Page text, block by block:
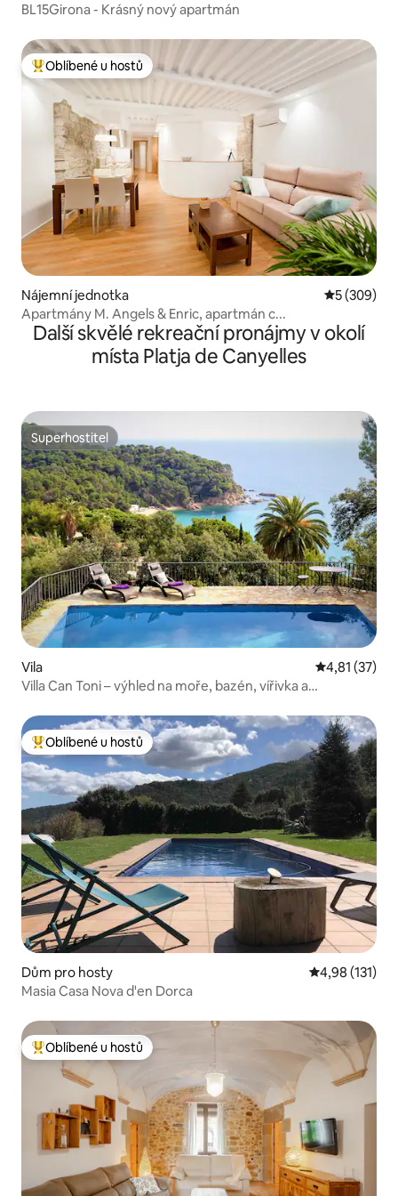
BL15Girona - Krásný nový apartmán
Nejlepší v kategorii Oblíbené u hostů
Oblíbené u hostů
Nájemní jednotka Průměrné
5 (309)
Apartmány M. Angels & Enric, apartmán c...
Další skvělé rekreační pronájmy v okolí
místa Platja de Canyelles
Superhostitel
Superhostitel
Vila Průměrné
4,81 (37)
Villa Can Toni – výhled na moře, bazén, vířivka a
Nejlepší v kategorii Oblíbené u hostů
Oblíbené u hostů
Dům pro hosty Průměrné
4,98 (131)
Masia Casa Nova d'en Dorca
Nejlepší v kategorii Oblíbené u hostů
Oblíbené u hostů